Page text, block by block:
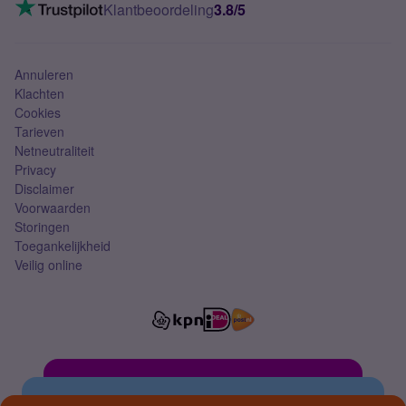
Mobiel abonnement
Klantbeoordeling3.8/5
Annuleren
Klachten
Cookies
Tarieven
Netneutraliteit
Privacy
Disclaimer
Voorwaarden
Storingen
Toegankelijkheid
Veilig online